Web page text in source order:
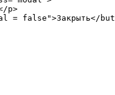
/p>
= false">Закрыть</